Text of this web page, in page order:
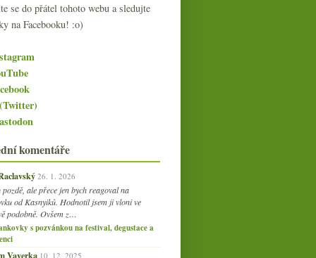
se do přátel tohoto webu a sledujte
na Facebooku! :o)
komentáře
26. 1. 2026
ale přece jen bych reagoval na
od Kasnyiků. Hodnotil jsem ji vloni ve
podobně. Ovšem z…
s pozvánkou na festival, degustace a
Vaverka 10. 12. 2025